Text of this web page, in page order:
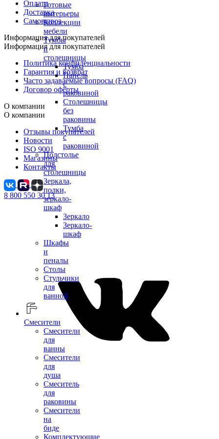
Готовые
интерьеры
Коллекции
мебели
Тумбы
и
столешницы
Тумба
Панель
с
раковиной
Столешницы
без
раковины
Тумба
с
раковиной
Подстолье
для
столешницы
Зеркала,
полки,
зеркало-
шкаф
Зеркало
Зеркало-
шкаф
Шкафы
и
пеналы
Столы
Стульчики
для
ванной
Смесители
Смесители
для
ванны
Смесители
для
душа
Смеситель
для
раковины
Смесители
на
биде
Комплектующие
Оплата
Доставка
Самовывоз
Информация для покупателей
Информация для покупателей
Политика конфиденциальности
Гарантия и возврат
Часто задаваемые вопросы (FAQ)
Договор оферты
О компании
О компании
Отзывы покупателей
Новости
ISO 9001
Магазины
Контакты
8 800 550 30 13